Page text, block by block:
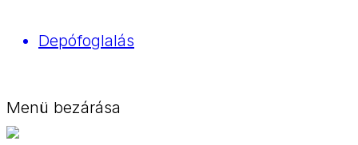
Depófoglalás
Menü bezárása